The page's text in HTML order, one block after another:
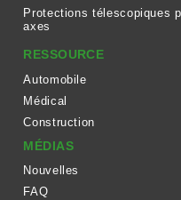
Protections télescopiques
axes
RESSOURCE
Automobile
Médical
Construction
MÉDIAS
Nouvelles
FAQ